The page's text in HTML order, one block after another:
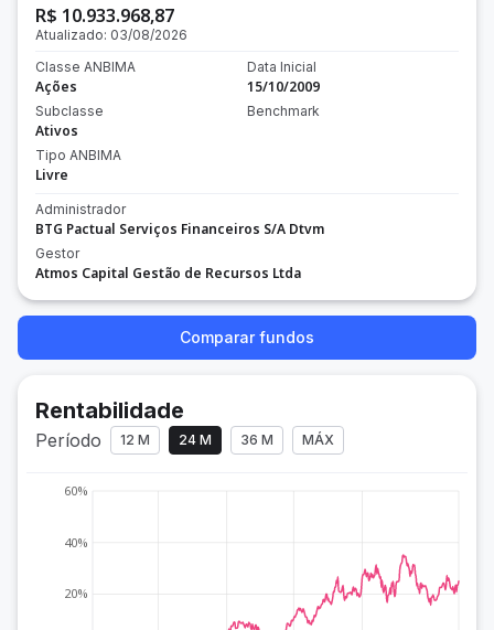
R$ 10.933.968,87
Atualizado: 03/08/2026
Classe ANBIMA
Ações
Subclasse
Ativos
Tipo ANBIMA
Livre
Data Inicial
15/10/2009
Benchmark
Administrador
BTG Pactual Serviços Financeiros S/A Dtvm
Gestor
Atmos Capital Gestão de Recursos Ltda
Comparar fundos
Rentabilidade
Período 12 M 24 M 36 M MÁX
20%
40%
60%